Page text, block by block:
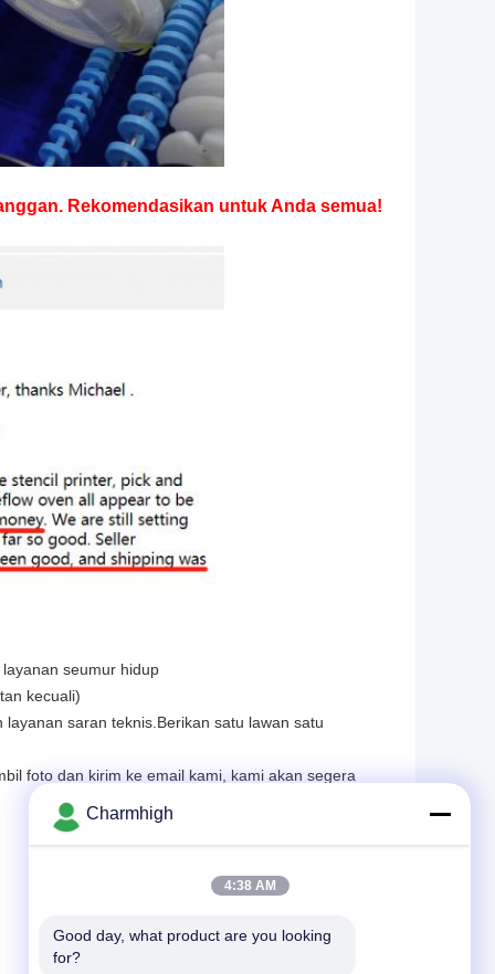
Rekomendasikan untuk Anda semua!
seumur hidup
kecuali)
saran teknis.Berikan satu lawan satu
foto dan kirim ke email kami, kami akan segera
Charmhigh
4:38 AM
Good day, what product are you looking
for?